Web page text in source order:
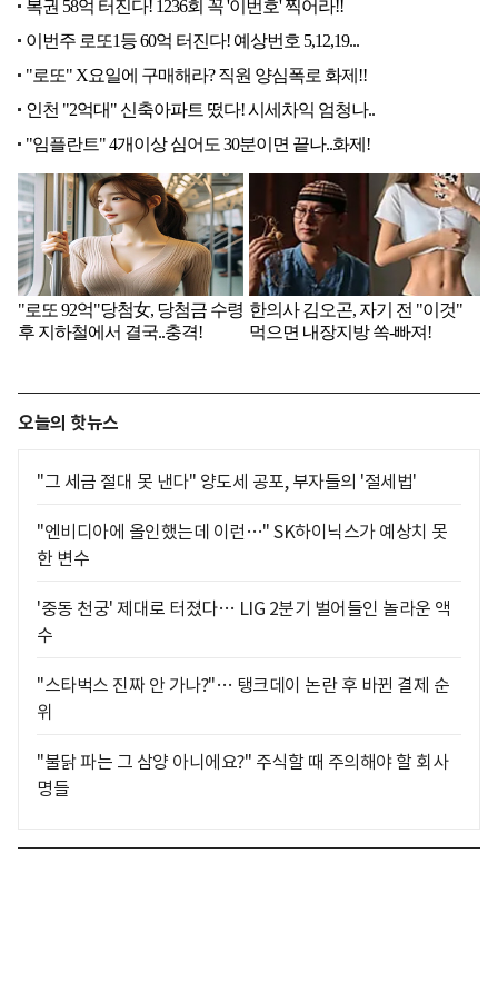
오늘의 핫뉴스
"그 세금 절대 못 낸다" 양도세 공포, 부자들의 '절세법'
"엔비디아에 올인했는데 이런…" SK하이닉스가 예상치 못
한 변수
'중동 천궁' 제대로 터졌다… LIG 2분기 벌어들인 놀라운 액
수
"스타벅스 진짜 안 가나?"… 탱크데이 논란 후 바뀐 결제 순
위
"불닭 파는 그 삼양 아니에요?" 주식할 때 주의해야 할 회사
명들